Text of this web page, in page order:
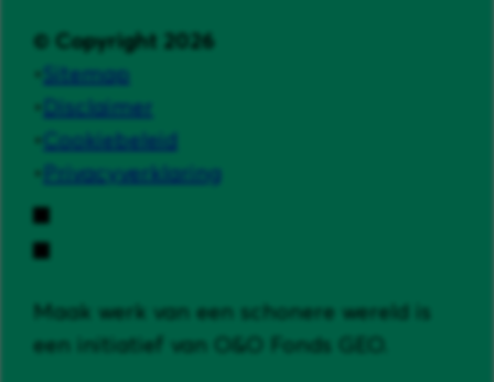
© Copyright 2026
Sitemap
Disclaimer
Cookiebeleid
Privacyverklaring
Maak werk van een schonere wereld is
een initiatief van O&O Fonds GEO.